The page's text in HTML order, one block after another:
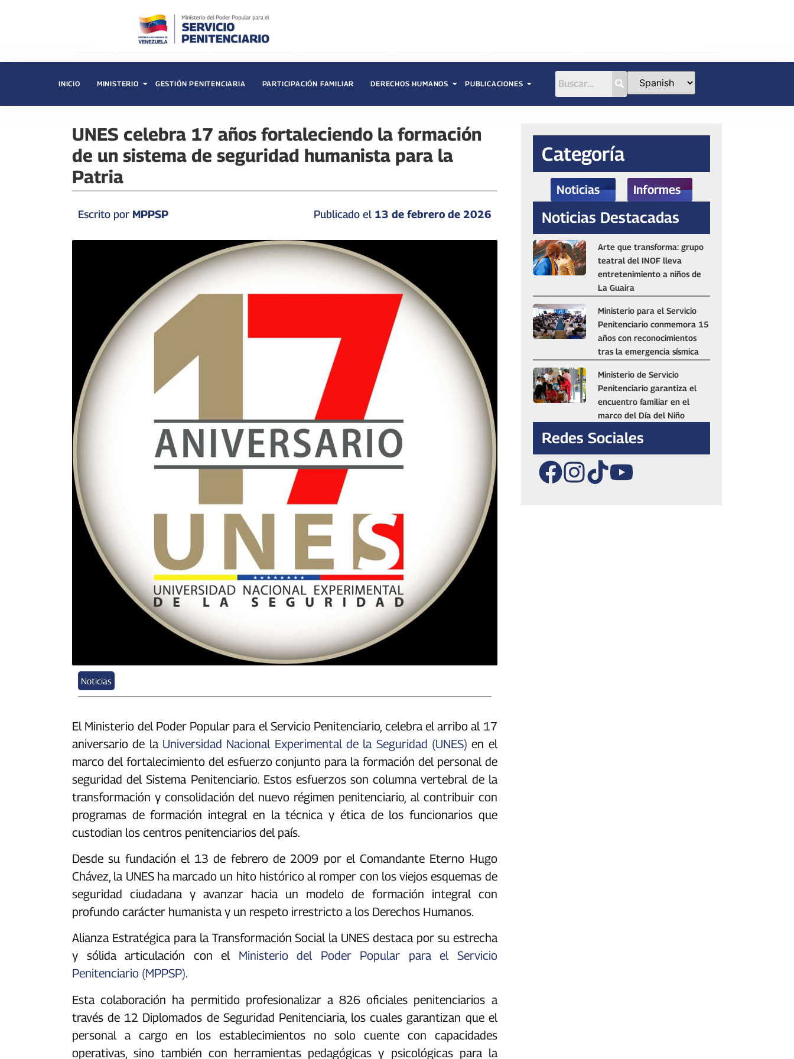
INICIO MINISTERIO GESTIÓN PENITENCIARIA PARTICIPACIÓN FAMILIAR DERECHOS HUMANOS PUBLICACIONES
UNES celebra 17 años fortaleciendo la formación
de un sistema de seguridad humanista para la
Patria
Escrito por MPPSP Publicado el 13 de febrero de 2026
Noticias
El Ministerio del Poder Popular para el Servicio Penitenciario, celebra el arribo al 17
aniversario de la Universidad Nacional Experimental de la Seguridad (UNES) en el
marco del fortalecimiento del esfuerzo conjunto para la formación del personal de
seguridad del Sistema Penitenciario. Estos esfuerzos son columna vertebral de la
transformación y consolidación del nuevo régimen penitenciario, al contribuir con
programas de formación integral en la técnica y ética de los funcionarios que
custodian los centros penitenciarios del país.
Desde su fundación el 13 de febrero de 2009 por el Comandante Eterno Hugo
Chávez, la UNES ha marcado un hito histórico al romper con los viejos esquemas de
seguridad ciudadana y avanzar hacia un modelo de formación integral con
profundo carácter humanista y un respeto irrestricto a los Derechos Humanos.
Alianza Estratégica para la Transformación Social la UNES destaca por su estrecha
y sólida articulación con el Ministerio del Poder Popular para el Servicio
Penitenciario (MPPSP).
Esta colaboración ha permitido profesionalizar a 826 oficiales penitenciarios a
través de 12 Diplomados de Seguridad Penitenciaria, los cuales garantizan que el
personal a cargo en los establecimientos no solo cuente con capacidades
operativas, sino también con herramientas pedagógicas y psicológicas para la
Categoría
Noticias Informes
Noticias Destacadas
Arte que transforma: grupo
teatral del INOF lleva
entretenimiento a niños de
La Guaira
Ministerio para el Servicio
Penitenciario conmemora 15
años con reconocimientos
tras la emergencia sísmica
Ministerio de Servicio
Penitenciario garantiza el
encuentro familiar en el
marco del Día del Niño
Redes Sociales